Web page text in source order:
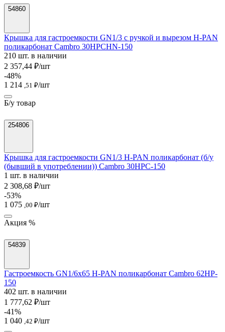
54860
Крышка для гастроемкости GN1/3 с ручкой и вырезом H-PAN
поликарбонат Cambro 30HPCHN-150
210 шт. в наличии
2 357,44 ₽/шт
-48%
1 214 ,51 ₽/шт
Б/у товар
254806
Крышка для гастроемкости GN1/3 H-PAN поликарбонат (б/у
(бывший в употреблении)) Cambro 30HPC-150
1 шт. в наличии
2 308,68 ₽/шт
-53%
1 075 ,00 ₽/шт
Акция %
54839
Гастроемкость GN1/6х65 H-PAN поликарбонат Cambro 62HP-
150
402 шт. в наличии
1 777,62 ₽/шт
-41%
1 040 ,42 ₽/шт